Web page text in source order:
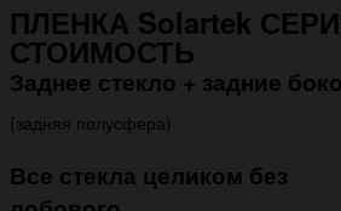
ПЛЕНКА Solartek
СТОИМОСТЬ
Заднее стекло + задние
(задняя полусфера)
Все стекла целиком без